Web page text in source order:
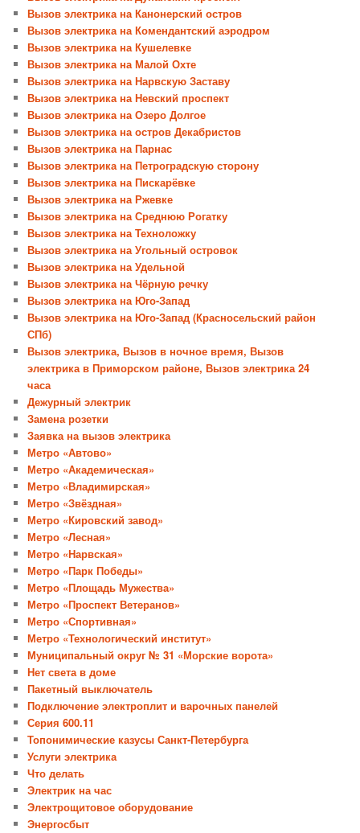
Вызов электрика на Канонерский остров
Вызов электрика на Комендантский аэродром
Вызов электрика на Кушелевке
Вызов электрика на Малой Охте
Вызов электрика на Нарвскую Заставу
Вызов электрика на Невский проспект
Вызов электрика на Озеро Долгое
Вызов электрика на остров Декабристов
Вызов электрика на Парнас
Вызов электрика на Петроградскую сторону
Вызов электрика на Пискарёвке
Вызов электрика на Ржевке
Вызов электрика на Среднюю Рогатку
Вызов электрика на Техноложку
Вызов электрика на Угольный островок
Вызов электрика на Удельной
Вызов электрика на Чёрную речку
Вызов электрика на Юго-Запад
Вызов электрика на Юго-Запад (Красносельский район
СПб)
Вызов электрика, Вызов в ночное время, Вызов
электрика в Приморском районе, Вызов электрика 24
часа
Дежурный электрик
Замена розетки
Заявка на вызов электрика
Метро «Автово»
Метро «Академическая»
Метро «Владимирская»
Метро «Звёздная»
Метро «Кировский завод»
Метро «Лесная»
Метро «Нарвская»
Метро «Парк Победы»
Метро «Площадь Мужества»
Метро «Проспект Ветеранов»
Метро «Спортивная»
Метро «Технологический институт»
Муниципальный округ № 31 «Морские ворота»
Нет света в доме
Пакетный выключатель
Подключение электроплит и варочных панелей
Серия 600.11
Топонимические казусы Санкт-Петербурга
Услуги электрика
Что делать
Электрик на час
Электрощитовое оборудование
Энергосбыт